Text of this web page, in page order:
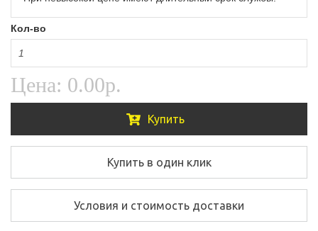
Кол-во
Цена: 0.00р.
Купить
Купить в один клик
Условия и стоимость доставки